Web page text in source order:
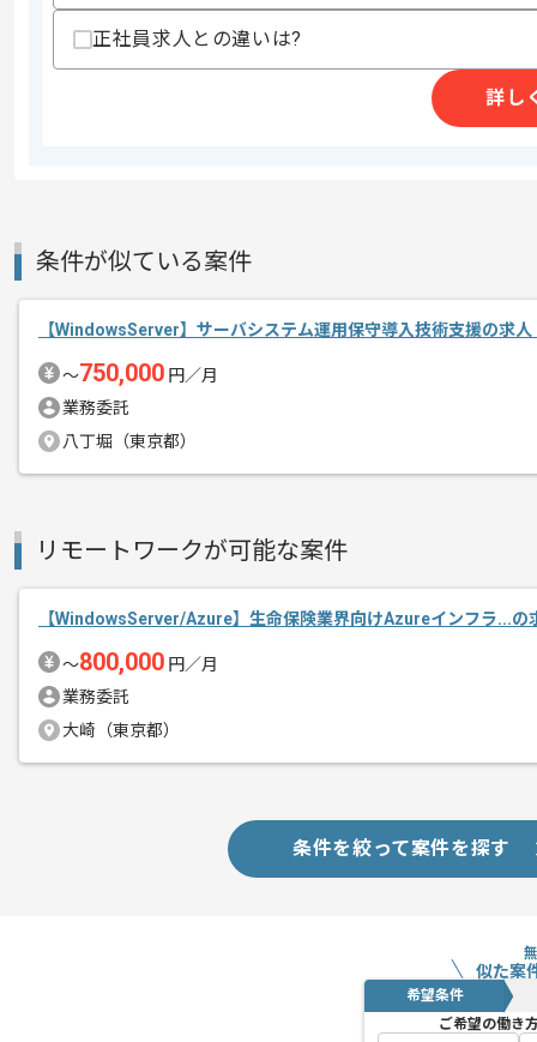
歓迎スキル
・AWSの基礎知識
・VMware NSXの構築、もしくは運用経
・ハイパーコンバージドインフラの運用
・IBM Storwize V7000の基礎知識
スキルに不安がある方へ
上記に似た経験やスキルをお持ちであれば申
その他募集要項
エージェントからのコ
メント
正社員求人との違いは?
詳し
条件が似ている案件
【WindowsServer】サーバシステム運用保守導入技術支援の求人
〜750,000 円／月
業務委託
八丁堀（東京都）
リモートワークが可能な案件
【WindowsServer/Azure】生命保険業界向けAzureインフラ...の
〜800,000 円／月
業務委託
大崎（東京都）
条件を絞って案件を探す
似た案
希望条件
ご希望の働き